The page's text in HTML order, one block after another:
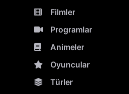
Filmler
Programlar
Animeler
Oyuncular
Türler